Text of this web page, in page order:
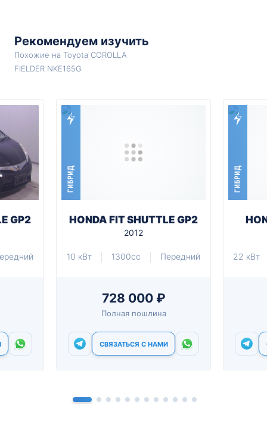
Рекомендуем изучить
Похожие на Toyota COROLLA
FIELDER NKE165G
GP2
ГИБРИД
HONDA FIT SHUTTLE GP2
2012
10 кВт 1300cc Передний
728 000 ₽
Полная пошлина
СВЯЗАТЬСЯ С НАМИ
ГИБРИД
22 кВт